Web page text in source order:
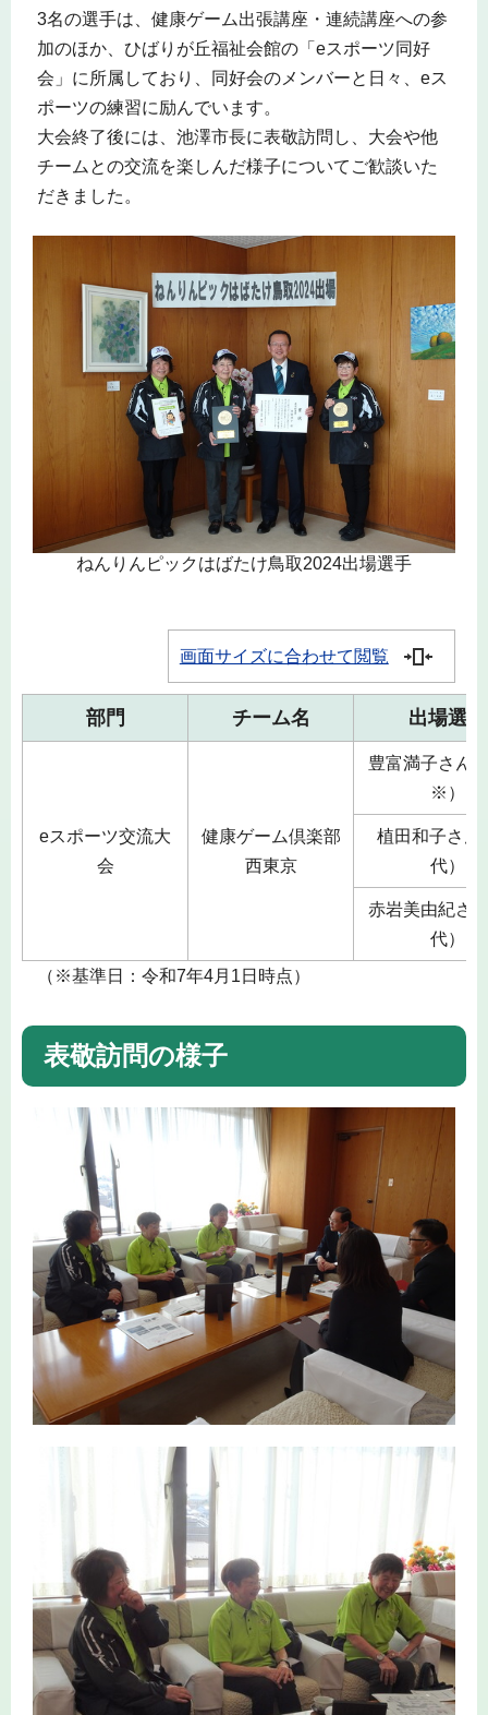
3名の選手は、健康ゲーム出張講座・連続講座への参
加のほか、ひばりが丘福祉会館の「eスポーツ同好
会」に所属しており、同好会のメンバーと日々、eス
ポーツの練習に励んでいます。
大会終了後には、池澤市長に表敬訪問し、大会や他
チームとの交流を楽しんだ様子についてご歓談いた
だきました。
ねんりんピックはばたけ鳥取2024出場選手
画面サイズに合わせて閲覧
部門 チーム名 出場選手
eスポーツ交流大
会
健康ゲーム倶楽部
西東京
豊富満子さん
※）
植田和子さん
代）
赤岩美由紀さ
代）
（※基準日：令和7年4月1日時点）
表敬訪問の様子